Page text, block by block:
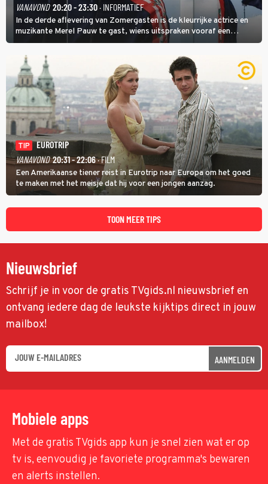
VANAVOND 20:20 - 23:30· INFORMATIEF
In de derde aflevering van Zomergasten is de kleurrijke actrice en
muzikante Merel Pauw te gast, wiens uitspraken vooraf een
boeiende avond beloven: 'Mijn ideale televisieavond is zoals mijn
identiteit: grenzeloos, absurd en vol angsten'.
TIP
EUROTRIP
VANAVOND 20:31 - 22:06· FILM
Een Amerikaanse tiener reist in Eurotrip naar Europa om het goed
te maken met het meisje dat hij voor een jongen aanzag.
TOON MEER TIPS
Nieuwsbrief
Schrijf je in voor de gratis TVgids.nl nieuwsbrief en
ontvang iedere dag de leukste kijktips direct in jouw
mailbox!
AANMELDEN
Mobiele apps
Met de gratis TVgids app kun je snel zien wat er op
tv is, eenvoudig je favoriete programma's bewaren
en alerts instellen.